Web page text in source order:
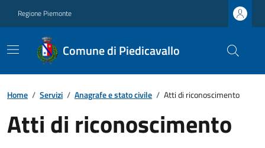
Regione Piemonte
Comune di Piedicavallo
Home / Servizi / Anagrafe e stato civile / Atti di riconoscimento
Atti di riconoscimento